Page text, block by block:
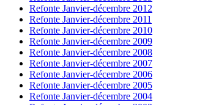
Refonte Janvier-décembre 2012
Refonte Janvier-décembre 2011
Refonte Janvier-décembre 2010
Refonte Janvier-décembre 2009
Refonte Janvier-décembre 2008
Refonte Janvier-décembre 2007
Refonte Janvier-décembre 2006
Refonte Janvier-décembre 2005
Refonte Janvier-décembre 2004